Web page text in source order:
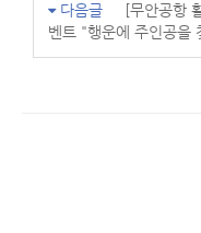
다음글
[무안공항
벤트 "행운에 주인공을